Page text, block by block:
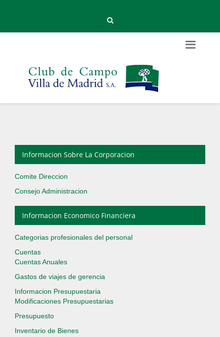
Informacion Sobre La Corporacion
Comite Direccion
Consejo Administracion
Informacion Economico Financiera
Categorias profesionales del personal
Cuentas
Cuentas Anuales
Gastos de viajes de gerencia
Informacion Presupuestaria
Modificaciones Presupuestarias
Presupuesto
Inventario de Bienes